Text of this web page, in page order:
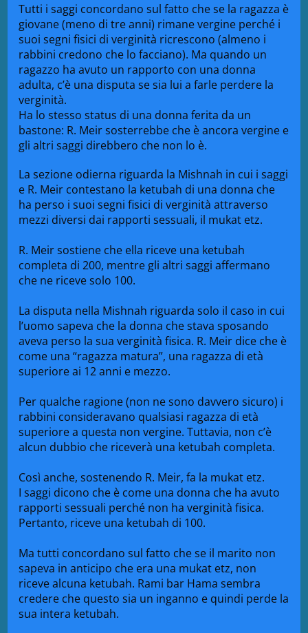
Tutti i saggi concordano sul fatto che se la ragazza è
giovane (meno di tre anni) rimane vergine perché i
suoi segni fisici di verginità ricrescono (almeno i
rabbini credono che lo facciano). Ma quando un
ragazzo ha avuto un rapporto con una donna
adulta, c’è una disputa se sia lui a farle perdere la
verginità.
Ha lo stesso status di una donna ferita da un
bastone: R. Meir sosterrebbe che è ancora vergine e
gli altri saggi direbbero che non lo è.
La sezione odierna riguarda la Mishnah in cui i saggi
e R. Meir contestano la ketubah di una donna che
ha perso i suoi segni fisici di verginità attraverso
mezzi diversi dai rapporti sessuali, il mukat etz.
R. Meir sostiene che ella riceve una ketubah
completa di 200, mentre gli altri saggi affermano
che ne riceve solo 100.
La disputa nella Mishnah riguarda solo il caso in cui
l’uomo sapeva che la donna che stava sposando
aveva perso la sua verginità fisica. R. Meir dice che è
come una “ragazza matura”, una ragazza di età
superiore ai 12 anni e mezzo.
Per qualche ragione (non ne sono davvero sicuro) i
rabbini consideravano qualsiasi ragazza di età
superiore a questa non vergine. Tuttavia, non c’è
alcun dubbio che riceverà una ketubah completa.
Così anche, sostenendo R. Meir, fa la mukat etz.
I saggi dicono che è come una donna che ha avuto
rapporti sessuali perché non ha verginità fisica.
Pertanto, riceve una ketubah di 100.
Ma tutti concordano sul fatto che se il marito non
sapeva in anticipo che era una mukat etz, non
riceve alcuna ketubah. Rami bar Hama sembra
credere che questo sia un inganno e quindi perde la
sua intera ketubah.